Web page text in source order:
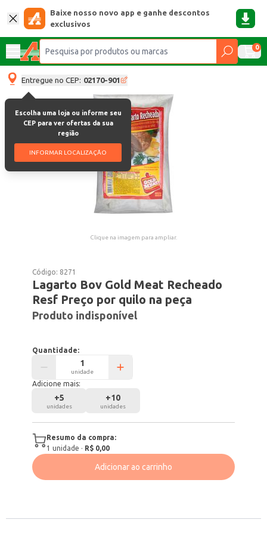
Baixe nosso novo app e ganhe descontos
exclusivos
0
Entregue no CEP: 02170-901
Escolha uma loja ou informe seu
CEP para ver ofertas da sua
região
INFORMAR LOCALIZAÇÃO
Clique na imagem para ampliar.
Código: 8271
Lagarto Bov Gold Meat Recheado
Resf Preço por quilo na peça
Produto indisponível
Quantidade:
unidade
Adicione mais:
+5
unidades
+10
unidades
Resumo da compra:
1 unidade · R$ 0,00
Adicionar ao carrinho